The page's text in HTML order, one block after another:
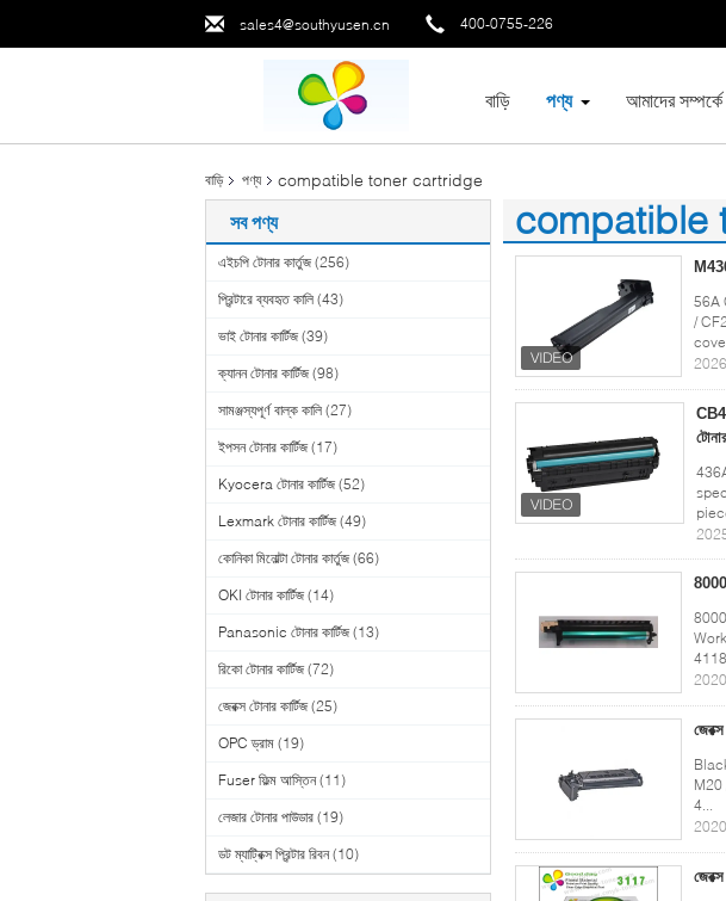
sales4@southyusen.cn 400-0755-226
বাড়ি পণ্য আমাদের সম্পর্কে
বাড়ি পণ্য compatible toner cartridge
সব পণ্য
এইচপি টোনার কার্তুজ (256)
প্রিন্টারে ব্যবহৃত কালি (43)
ভাই টোনার কার্টিজ (39)
ক্যানন টোনার কার্টিজ (98)
সামঞ্জস্যপূর্ণ বাল্ক কালি (27)
ইপসন টোনার কার্টিজ (17)
Kyocera টোনার কার্টিজ (52)
Lexmark টোনার কার্টিজ (49)
কোনিকা মিনোল্টা টোনার কার্তুজ (66)
OKI টোনার কার্টিজ (14)
Panasonic টোনার কার্টিজ (13)
রিকো টোনার কার্টিজ (72)
জেরক্স টোনার কার্টিজ (25)
OPC ড্রাম (19)
Fuser ফিল্ম আস্তিন (11)
লেজার টোনার পাউডার (19)
ডট ম্যাট্রিক্স প্রিন্টার রিবন (10)
compatible
(100)
56A
/
8000
4...